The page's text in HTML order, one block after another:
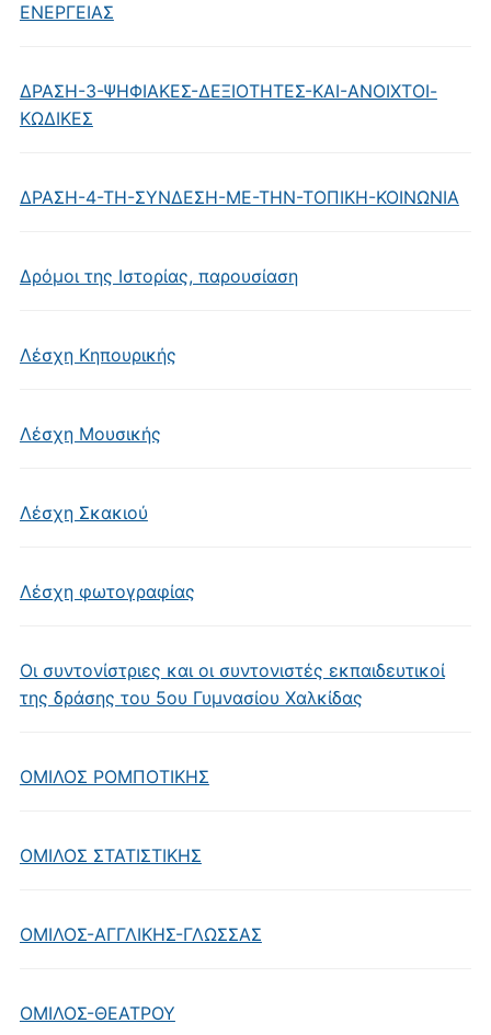
ΕΝΕΡΓΕΙΑΣ
ΔΡΑΣΗ-3-ΨΗΦΙΑΚΕΣ-ΔΕΞΙΟΤΗΤΕΣ-ΚΑΙ-ΑΝΟΙΧΤΟΙ-
ΚΩΔΙΚΕΣ
ΔΡΑΣΗ-4-ΤΗ-ΣΥΝΔΕΣΗ-ΜΕ-ΤΗΝ-ΤΟΠΙΚΗ-ΚΟΙΝΩΝΙΑ
Δρόμοι της Ιστορίας, παρουσίαση
Λέσχη Κηπουρικής
Λέσχη Μουσικής
Λέσχη Σκακιού
Λέσχη φωτογραφίας
Οι συντονίστριες και οι συντονιστές εκπαιδευτικοί
της δράσης του 5ου Γυμνασίου Χαλκίδας
ΟΜΙΛΟΣ ΡΟΜΠΟΤΙΚΗΣ
ΟΜΙΛΟΣ ΣΤΑΤΙΣΤΙΚΗΣ
ΟΜΙΛΟΣ-ΑΓΓΛΙΚΗΣ-ΓΛΩΣΣΑΣ
ΟΜΙΛΟΣ-ΘΕΑΤΡΟΥ